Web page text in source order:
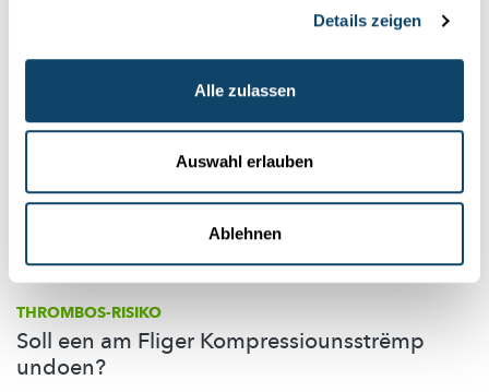
Details zeigen
Alle zulassen
Auswahl erlauben
Ablehnen
THROMBOS-RISIKO
Soll een am Fliger Kompressiounsstrëmp
undoen?